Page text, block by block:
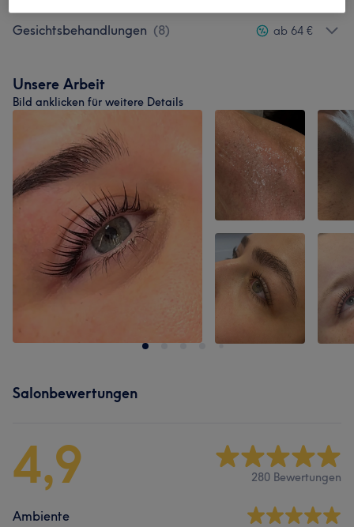
Gesichtsbehandlungen (8) ab 64 €
Unsere Arbeit
Bild anklicken für weitere Details
Salonbewertungen
4,9 280 Bewertungen
Ambiente